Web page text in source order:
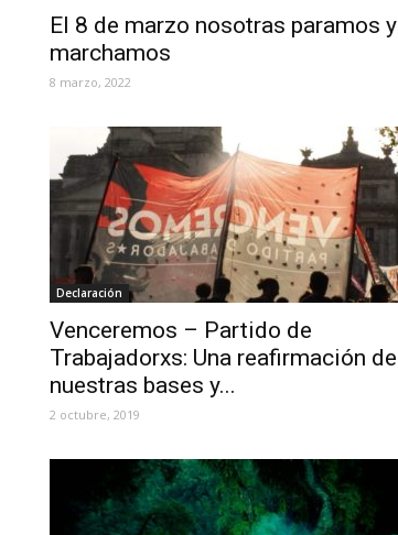
El 8 de marzo nosotras paramos y
marchamos
8 marzo, 2022
Declaración
Venceremos – Partido de
Trabajadorxs: Una reafirmación de
nuestras bases y...
2 octubre, 2019